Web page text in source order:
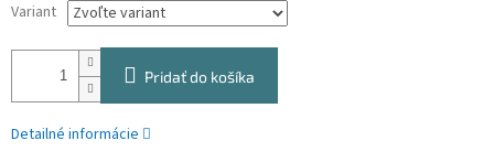
Variant
Pridať do košíka
Detailné informácie